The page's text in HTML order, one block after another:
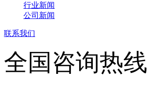
行业新闻
公司新闻
联系我们
全国咨询热线